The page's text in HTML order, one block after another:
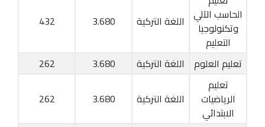
الحاسب الآلي
وتكنولوجيا
التعليم
اللغة التركية 3.680
432
تعليم العلوم اللغة التركية 3.680
262
تعليم
الرياضيات
الابتدائي
اللغة التركية 3.680
262